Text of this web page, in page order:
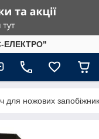
ЕЛЕКТРО"
для ножових